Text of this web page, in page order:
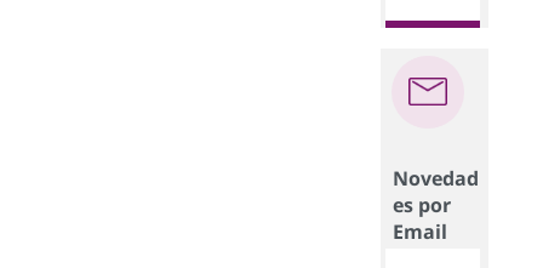
Novedad
es por
Email